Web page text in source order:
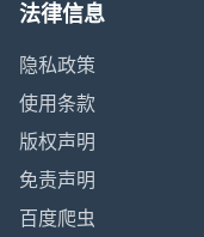
法律信息
隐私政策
使用条款
版权声明
免责声明
百度爬虫